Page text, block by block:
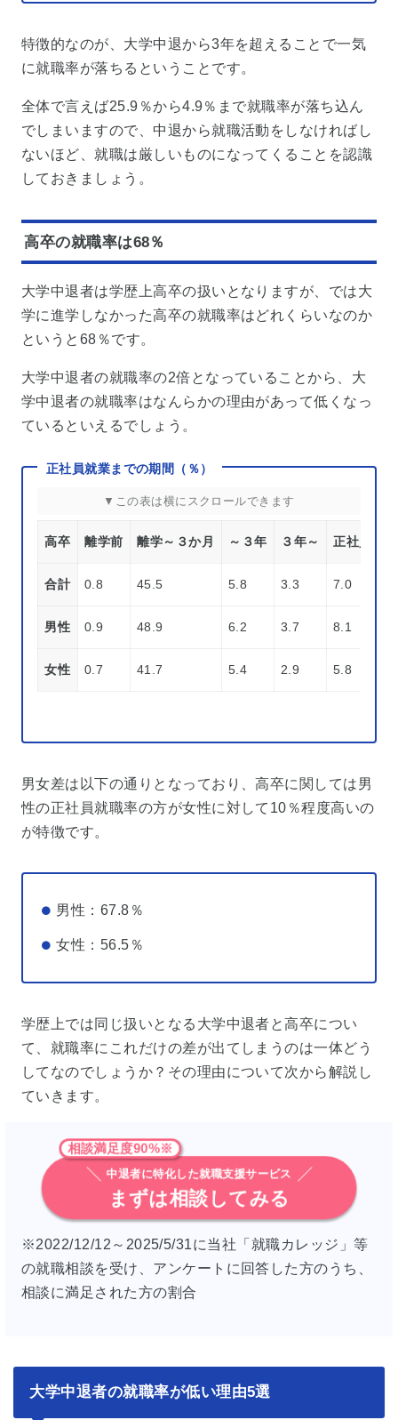
特徴的なのが、大学中退から3年を超えることで一気
に就職率が落ちるということです。
全体で言えば25.9％から4.9％まで就職率が落ち込ん
でしまいますので、中退から就職活動をしなければし
ないほど、就職は厳しいものになってくることを認識
しておきましょう。
高卒の就職率は68％
大学中退者は学歴上高卒の扱いとなりますが、では大
学に進学しなかった高卒の就職率はどれくらいなのか
というと68％です。
大学中退者の就職率の2倍となっていることから、大
学中退者の就職率はなんらかの理由があって低くなっ
ているといえるでしょう。
正社員就業までの期間（％）
高卒 離学前 離学～３か月 ～３年 ３年～ 正社員時
合計 0.8 45.5 5.8 3.3 7.0
男性 0.9 48.9 6.2 3.7 8.1
女性 0.7 41.7 5.4 2.9 5.8
男女差は以下の通りとなっており、高卒に関しては男
性の正社員就職率の方が女性に対して10％程度高いの
が特徴です。
男性：67.8％
女性：56.5％
学歴上では同じ扱いとなる大学中退者と高卒につい
て、就職率にこれだけの差が出てしまうのは一体どう
してなのでしょうか？その理由について次から解説し
ていきます。
相談満足度90%※
中退者に特化した就職支援サービス
まずは相談してみる
※2022/12/12～2025/5/31に当社「就職カレッジ」等
の就職相談を受け、アンケートに回答した方のうち、
相談に満足された方の割合
大学中退者の就職率が低い理由5選